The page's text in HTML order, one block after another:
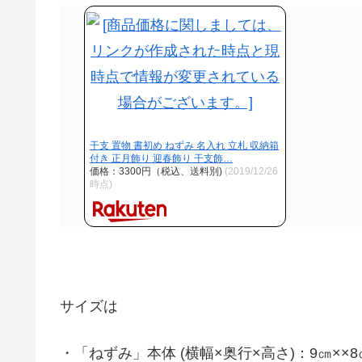
干支 置物 書初め ねずみ 名入れ 立札 収納箱
付き 正月飾り 迎春飾り 干支飾…
価格：3300円（税込、送料別) (2019/12/26
時点)
サイズは
・「ねずみ」本体 (横幅×奥行×高さ)：9㎝